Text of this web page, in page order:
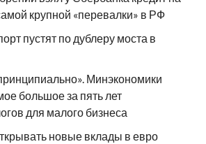
крупной «перевалки» в РФ
пустят по дублеру моста в
Минэкономики
большое за пять лет
для малого бизнеса
новые вклады в евро